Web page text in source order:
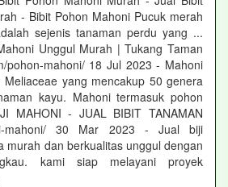
- Bibit Pohon Mahoni Pucuk merah
sejenis tanaman perdu yang ...
Unggul Murah | Tukang Taman
pohon-mahoni/ 18 Jul 2023 - Mahoni
yang mencakup 50 genera
kayu. Mahoni termasuk pohon
MAHONI - JUAL BIBIT TANAMAN
mahoni/ 30 Mar 2023 - Jual biji
murah dan berkualitas unggul dengan
kami siap melayani proyek